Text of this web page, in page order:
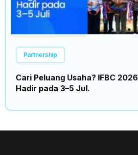
Partnership
Cari Peluang Usaha? IFBC
Hadir pada 3–5 Jul.